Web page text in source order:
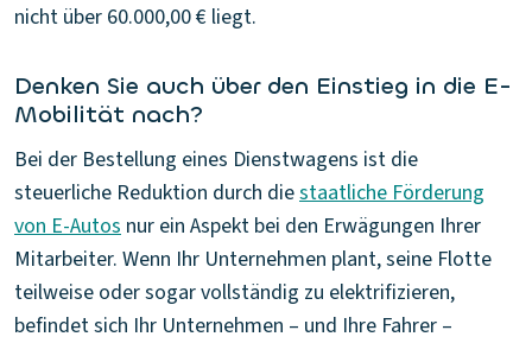
nicht über 60.000,00 € liegt.
Denken Sie auch über den Einstieg in die E-
Mobilität nach?
Bei der Bestellung eines Dienstwagens ist die
steuerliche Reduktion durch diestaatliche Förderung
von E-Autos nur ein Aspekt bei den Erwägungen Ihrer
Mitarbeiter. Wenn Ihr Unternehmen plant, seine Flotte
teilweise oder sogar vollständig zu elektrifizieren,
befindet sich Ihr Unternehmen – und Ihre Fahrer –